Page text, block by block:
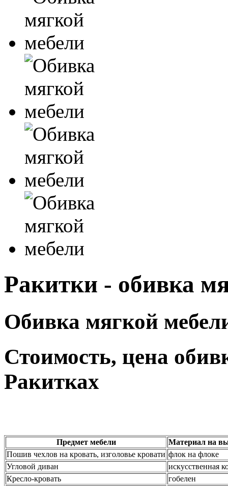
Ракитки - обивка
Обивка мягкой
Стоимость, цена
Ракитках
Предмет мебели
Материал на
Пошив чехлов на кровать, изголовье кровати флок на флоке
Угловой диван
искусственная
Кресло-кровать
гобелен